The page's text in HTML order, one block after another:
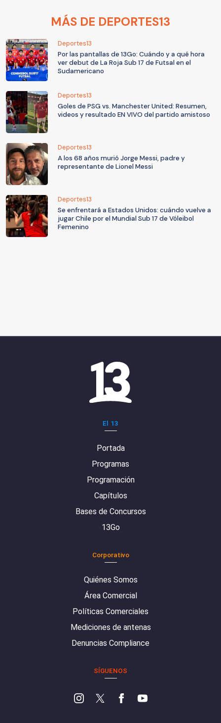
MÁS DE DEPORTES13
Deportes13
Por las pantallas de 13Go: Cuándo y a qué hora
ver debut de La Roja Sub 17 de Futsal en el
Sudamericano
Deportes13
Goles de PSG vs. Manchester United: Resumen,
videos y resultado EN VIVO del partido amistoso
Deportes13
A los 68 años murió Jorge Messi, padre y
representante de Lionel Messi
Deportes13
Se enfrentará a Estados Unidos: cuándo vuelve a
jugar Chile por el Mundial Sub 17 de Vóleibol
Femenino
El 13
Portada
Programas
Programación
Capítulos
Bases de Concursos
13Go
Corporativo
Quiénes Somos
Área Comercial
Políticas Comerciales
Mediciones de antenas
Denuncias Compliance
SÍGUENOS